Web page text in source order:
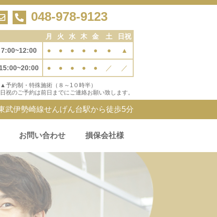
048-978-9123
月 火 水 木 金 土
日祝
7:00~12:00
● ● ● ● ● ● ▲
● ● ● ● ● ／ ／
約制・特殊施術（８～1０時半）
のご予約は前日までにご連絡お願い致します。
武伊勢崎線せんげん台駅から徒歩5分
お問い合わせ 損保会社様